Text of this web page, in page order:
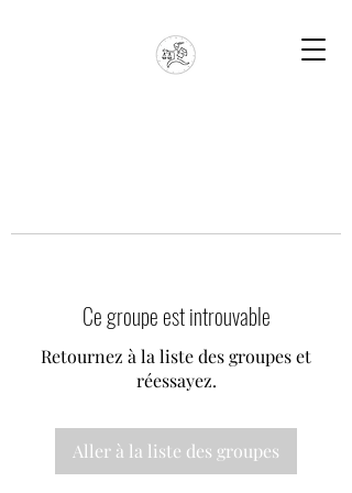
Ce groupe est introuvable
Retournez à la liste des groupes et
réessayez.
Aller à la liste des groupes